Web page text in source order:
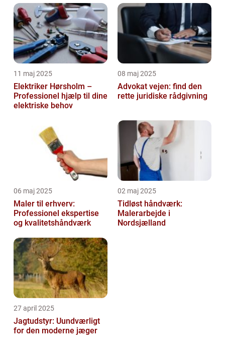
11 maj 2025
Elektriker Hørsholm –
Professionel hjælp til dine
elektriske behov
08 maj 2025
Advokat vejen: find den
rette juridiske rådgivning
06 maj 2025
Maler til erhverv:
Professionel ekspertise
og kvalitetshåndværk
02 maj 2025
Tidløst håndværk:
Malerarbejde i
Nordsjælland
27 april 2025
Jagtudstyr: Uundværligt
for den moderne jæger